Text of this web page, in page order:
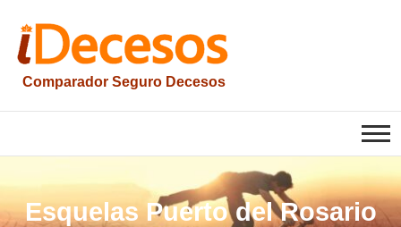
contenido
Comparador Seguro Decesos
iesquelas
Esquelas Puerto del Rosario